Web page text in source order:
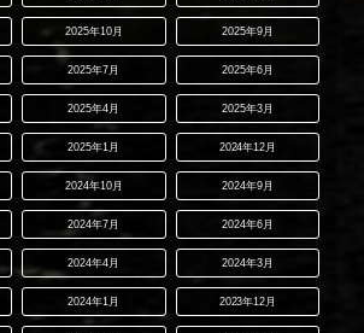
2025年10月 2025年9月
2025年7月 2025年6月
2025年4月 2025年3月
2025年1月 2024年12月
2024年10月 2024年9月
2024年7月 2024年6月
2024年4月 2024年3月
2024年1月 2023年12月